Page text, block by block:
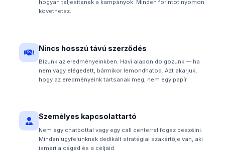
hogyan teljesítenek a kampányok. Minden forintot nyomon
követhetsz.
Nincs hosszú távú szerződés
Bízunk az eredményeinkben. Havi alapon dolgozunk — ha
nem vagy elégedett, bármikor lemondhatod. Azt akarjuk,
hogy az eredményeink tartsanak meg, nem egy papír.
Személyes kapcsolattartó
Nem egy chatbottal vagy egy call centerrel fogsz beszélni.
Minden ügyfelünknek dedikált stratégiai szakértője van, aki
ismeri a céged és a céljaid.